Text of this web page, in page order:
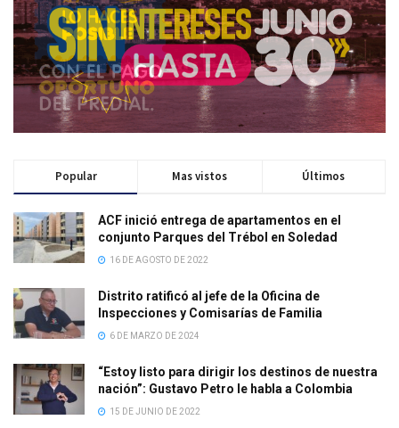
Popular Mas vistos Últimos
ACF inició entrega de apartamentos en el
conjunto Parques del Trébol en Soledad
16 DE AGOSTO DE 2022
Distrito ratificó al jefe de la Oficina de
Inspecciones y Comisarías de Familia
6 DE MARZO DE 2024
“Estoy listo para dirigir los destinos de nuestra
nación”: Gustavo Petro le habla a Colombia
15 DE JUNIO DE 2022